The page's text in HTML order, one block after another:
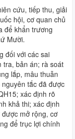
cứu, tiếp thu, giải
hội, cơ quan chủ
để khẩn trương
Mười.
đối với các sai
tra, bản án; rà soát
lắp, mâu thuẫn
tắc đã được
xác định rõ
khả thi; xác định
mở rộng, cơ
để trục lợi chính